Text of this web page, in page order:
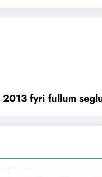
2013 fyri fullum